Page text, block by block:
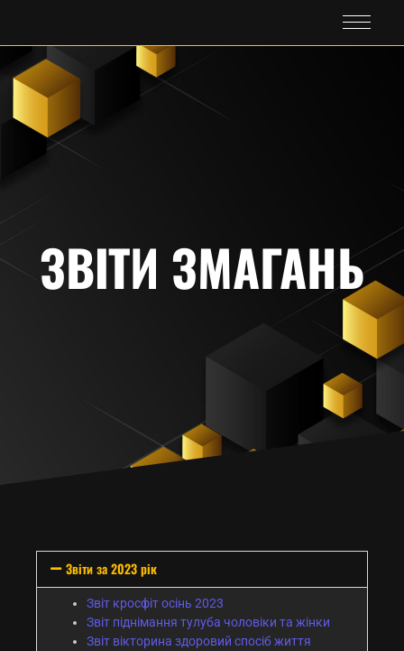
ЗВІТИ ЗМАГАНЬ
Звіти за 2023 рік
Звіт кросфіт осінь 2023
Звіт піднімання тулуба чоловіки та жінки
Звіт вікторина здоровий спосіб життя